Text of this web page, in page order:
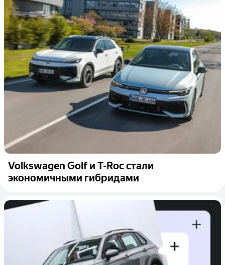
Volkswagen Golf и T-Roc стали
экономичными гибридами